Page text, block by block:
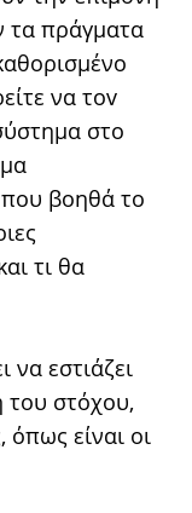
τα πράγματα
να τοv
στο
που βοηθά το
τι θα
να εστιάζει
του στόχου,
είναι οι